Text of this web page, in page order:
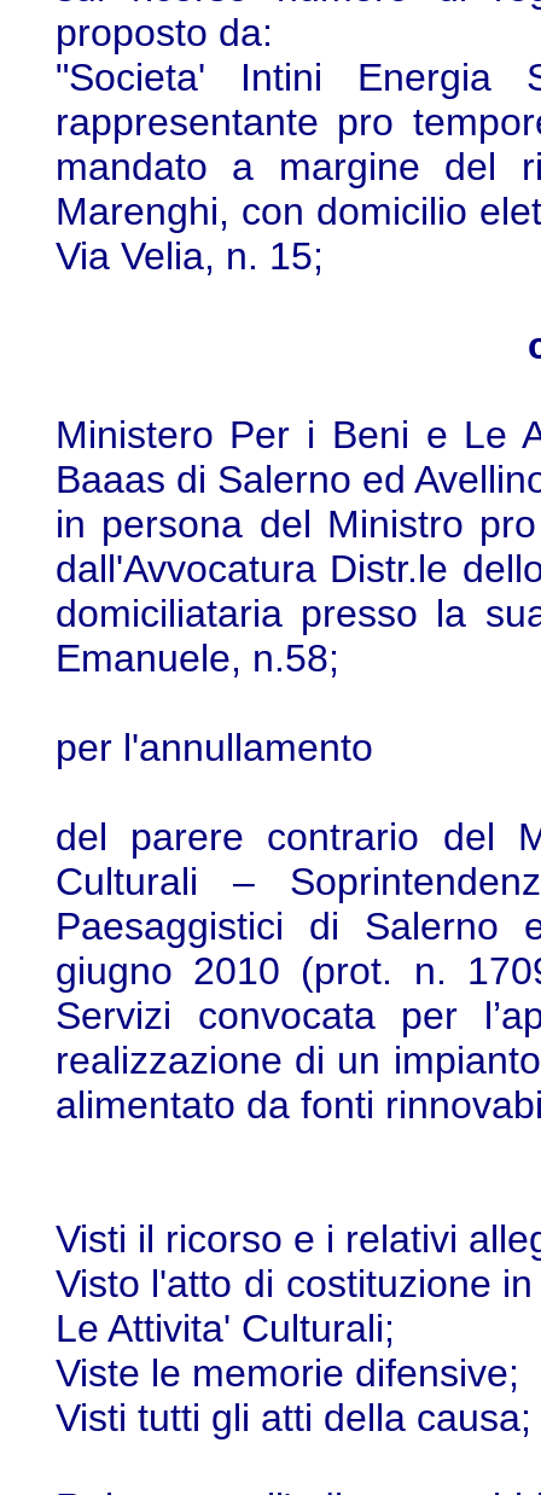
proposto da:
"Societa' Intini Energia
rappresentante pro
mandato a margine del
Marenghi, con domicilio
Via Velia, n. 15;
Ministero Per i Beni e Le
Baaas di Salerno ed
in persona del Ministro
dall'Avvocatura Distr.le
domiciliataria presso la
Emanuele, n.58;
per l'annullamento
del parere contrario del
Culturali –
Paesaggistici di Salerno
giugno 2010 (prot. n.
Servizi convocata per
realizzazione di un
alimentato da fonti
Visti il ricorso e i relativi
Visto l'atto di costituzione
Le Attivita' Culturali;
Viste le memorie difensive;
Visti tutti gli atti della causa;